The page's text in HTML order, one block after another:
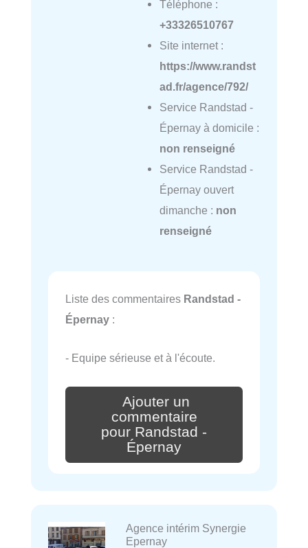
Téléphone :
+33326510767
Site internet :
https://www.randst
ad.fr/agence/792/
Service Randstad -
Épernay à domicile :
non renseigné
Service Randstad -
Épernay ouvert
dimanche : non
renseigné
Liste des commentaires Randstad -
Épernay :
- Equipe sérieuse et à l'écoute.
Ajouter un
commentaire
pour Randstad -
Épernay
Agence intérim Synergie
Epernay